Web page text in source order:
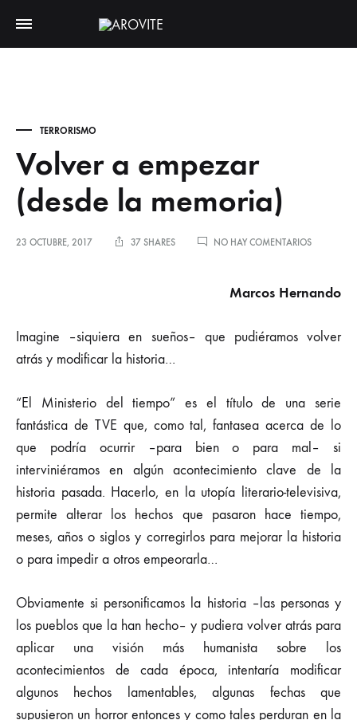
TERRORISMO
Volver a empezar
(desde la memoria)
23 OCTUBRE, 2017 37 SHARES NO HAY COMENTARIOSEN
EMPEZAR
(DESDE
MEMORIA)
Marcos Hernando
Imagine –siquiera en sueños– que pudiéramos volver
atrás y modificar la historia…
“El Ministerio del tiempo” es el título de una serie
fantástica de TVE que, como tal, fantasea acerca de lo
que podría ocurrir –para bien o para mal– si
interviniéramos en algún acontecimiento clave de la
historia pasada. Hacerlo, en la utopía literario-televisiva,
permite alterar los hechos que pasaron hace tiempo,
meses, años o siglos y corregirlos para mejorar la historia
o para impedir a otros empeorarla…
Obviamente si personificamos la historia –las personas y
los pueblos que la han hecho– y pudiera volver atrás para
aplicar una visión más humanista sobre los
acontecimientos de cada época, intentaría modificar
algunos hechos lamentables, algunas fechas que
supusieron un horror entonces y como tales perduran en la